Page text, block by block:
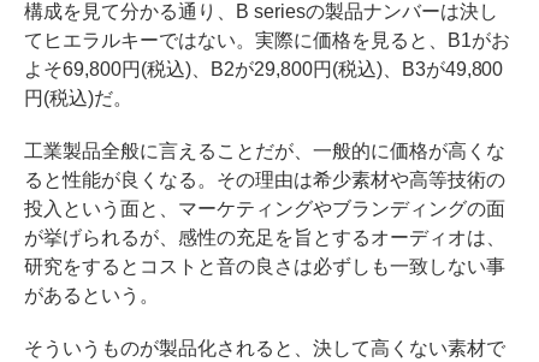
構成を見て分かる通り、B seriesの製品ナンバーは決し
てヒエラルキーではない。実際に価格を見ると、B1がお
よそ69,800円(税込)、B2が29,800円(税込)、B3が49,800
円(税込)だ。
工業製品全般に言えることだが、一般的に価格が高くな
ると性能が良くなる。その理由は希少素材や高等技術の
投入という面と、マーケティングやブランディングの面
が挙げられるが、感性の充足を旨とするオーディオは、
研究をするとコストと音の良さは必ずしも一致しない事
があるという。
そういうものが製品化されると、決して高くない素材で